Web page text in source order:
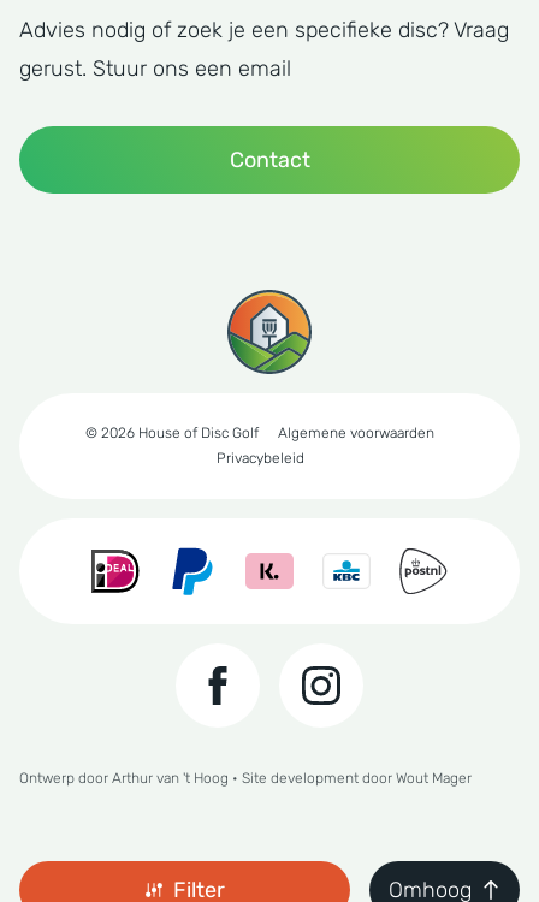
Advies nodig of zoek je een specifieke disc? Vraag
gerust. Stuur ons een email
Contact
© 2026 House of Disc Golf
Algemene voorwaarden
Privacybeleid
Ontwerp door Arthur van 't Hoog • Site development door Wout Mager
Filter Omhoog